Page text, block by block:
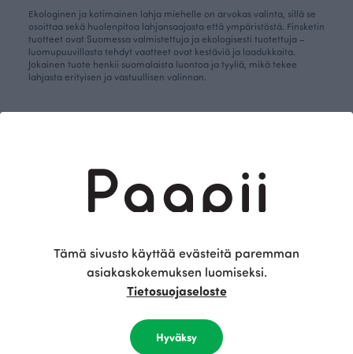
Ekologinen ja kotimainen lahja miehelle on arvokas valinta, sillä se
osoittaa sekä huolenpitoa lahjansaajasta että ympäristöstä. Finsketin
tuotteet ovat Suomessa valmistettuja ja ekologisesti tuotettuja –
luomupuuvillasta tehdyt vaatteet ovat kestäviä ja laadukkaita.
Jokainen tuote henkii suomalaista luontoa ja tyyliä, mikä tekee
lahjasta erityisen ja vastuullisen valinnan.
aikaa. Olipa kyseessä isä, puoliso, isoisä, veli tai poikaystävä,
Suomessa valmistetut vaatteet, asusteet sekä muut lahjatuotteet
ovat aina arvokas lahja. Finsketin tuotteet yhdistävät pohjoismaisen
luonnonläheisyyden ja vastuullisuuden – täydellinen lahja miehelle,
Tämä sivusto käyttää evästeitä paremman
asiakaskokemuksen luomiseksi.
Tietosuojaseloste
Hyväksy